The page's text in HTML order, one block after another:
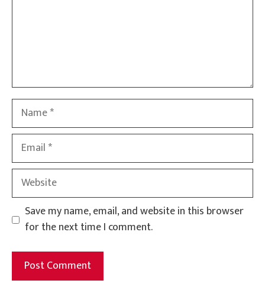
Name
Email
Website
Save my name, email, and website in this browser
for the next time I comment.